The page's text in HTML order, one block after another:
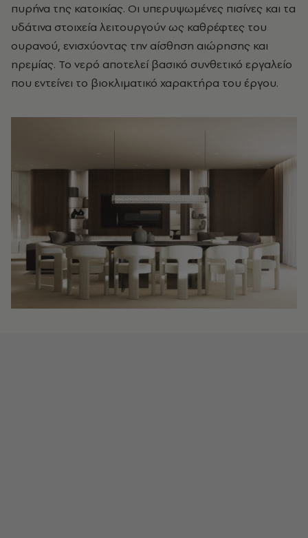
πυρήνα της κατοικίας. Οι υπερυψωμένες πισίνες και τα
υδάτινα στοιχεία λειτουργούν ως καθρέφτες του
ουρανού, ενισχύοντας την αίσθηση αιώρησης και
ηρεμίας. Το νερό αποτελεί βασικό συνθετικό εργαλείο
που εντείνει το βιοκλιματικό χαρακτήρα του έργου.